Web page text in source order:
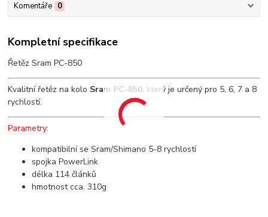
Komentáře 0
Kompletní specifikace
Řetěz Sram PC-850
Kvalitní řetěz na kolo Sram PC-850, který je určený pro 5, 6, 7 a 8
rychlostí.
Parametry:
kompatibilní se Sram/Shimano 5-8 rychlostí
spojka PowerLink
délka 114 článků
hmotnost cca. 310g